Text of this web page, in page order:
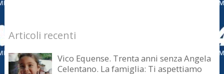
Articoli recenti
Vico Equense. Trenta anni senza Angela
Celentano. La famiglia: Ti aspettiamo